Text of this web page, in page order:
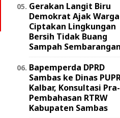
Gerakan Langit Biru
Demokrat Ajak Warga
Ciptakan Lingkungan
Bersih Tidak Buang
Sampah Sembarangan
Bapemperda DPRD
Sambas ke Dinas
Kalbar, Konsultasi Pra-
Pembahasan RTRW
Kabupaten Sambas